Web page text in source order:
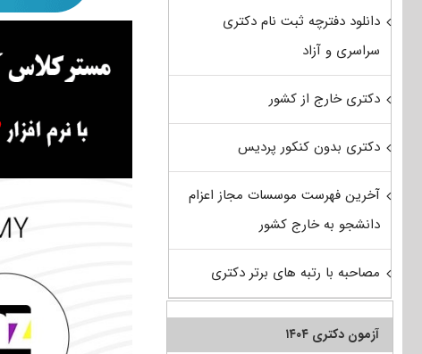
دانلود دفترچه ثبت نام دکتری
سراسری و آزاد
دکتری خارج از کشور
دکتری بدون کنکور پردیس
آخرین فهرست موسسات مجاز اعزام
دانشجو به خارج کشور
مصاحبه با رتبه های برتر دکتری
آزمون دکتری ۱۴۰۴